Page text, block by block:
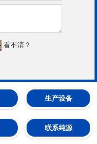
看不清？
生产设备
联系纯源